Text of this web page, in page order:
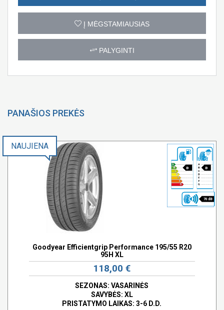
Į MĖGSTAMIAUSIAS
PALYGINTI
PANAŠIOS PREKĖS
B B
70 dB
NAUJIENA
Goodyear Efficientgrip Performance 195/55 R20
95H XL
118,00 €
SEZONAS: VASARINĖS
SAVYBĖS: XL
PRISTATYMO LAIKAS: 3-6 D.D.